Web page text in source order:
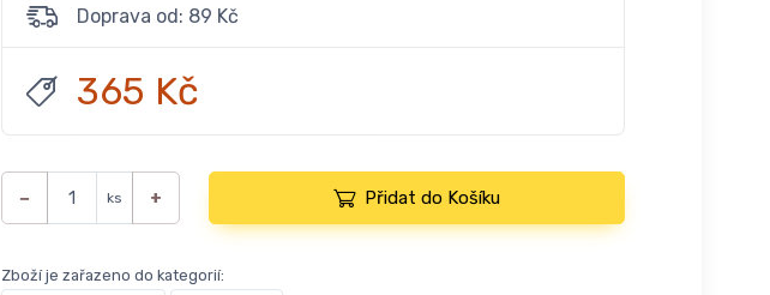
Doprava od: 89 Kč
365 Kč
− ks + Přidat do Košíku
Zboží je zařazeno do kategorií: